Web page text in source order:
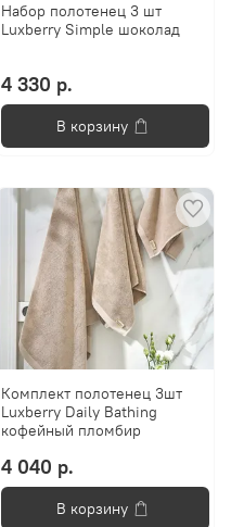
Набор полотенец 3 шт
Luxberry Simple шоколад
4 330 р.
В корзину
Комплект полотенец 3шт
Luxberry Daily Bathing
кофейный пломбир
4 040 р.
В корзину